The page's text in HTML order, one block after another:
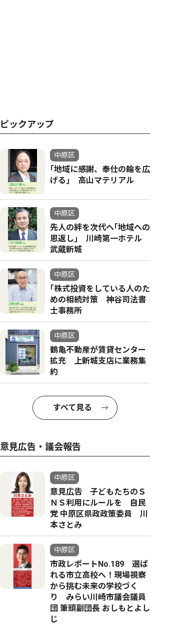
ピックアップ
中原区
｢地域に感謝、奉仕の輪を広
げる｣ 高山マテリアル
中原区
先人の絆を次代へ｢地域への
恩返し｣ 川崎第一ホテル
武蔵新城
中原区
｢株式投資をしている人のた
めの相続対策 神谷司法書
士事務所
中原区
鶴亀不動産が賃貸センター
拡充 上新城支店に業務集
約
すべて見る
意見広告・議会報告
中原区
意見広告 子どもたちのＳ
ＮＳ利用にルールを 自民
党 中原区県政政策委員 川
本さとみ
中原区
市政レポートNo.189 選ば
れる市立高校へ！現場視察
から挑む未来の学校づく
り みらい川崎市議会議員
団 筆頭副団長 おしもとよし
じ